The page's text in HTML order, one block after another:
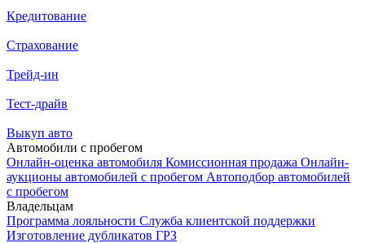
Кредитование
Страхование
Трейд-ин
Тест-драйв
Выкуп авто
Автомобили с пробегом
Онлайн-оценка автомобиля Комиссионная продажа Онлайн-
аукционы автомобилей с пробегом Автоподбор автомобилей
с пробегом
Владельцам
Программа лояльности Служба клиентской поддержки
Изготовление дубликатов ГРЗ